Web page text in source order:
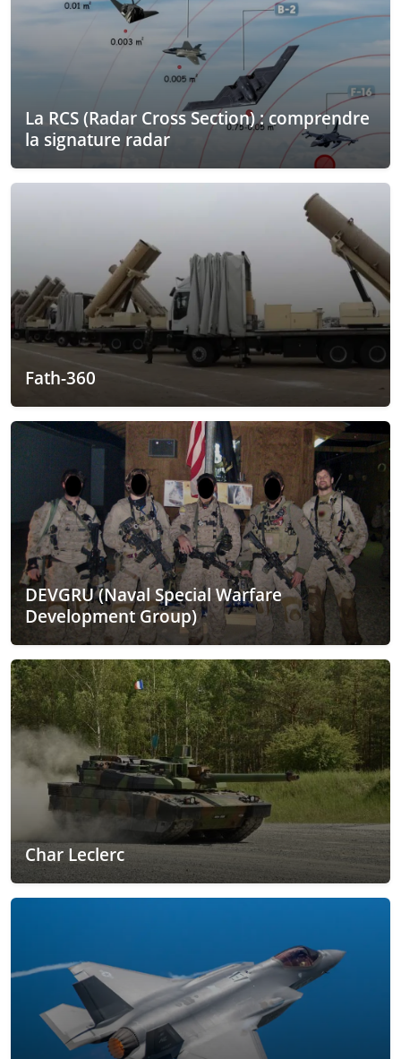
La RCS (Radar Cross Section) : comprendre
la signature radar
Fath-360
DEVGRU (Naval Special Warfare
Development Group)
Char Leclerc